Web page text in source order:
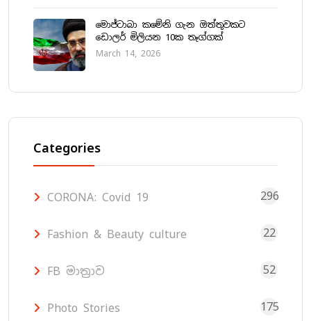
මොජ්ටාබා කමේනි ගැන ඔත්තුවකට
ඩොලර් මිලියන 10ක තෑග්ගක්
March 14, 2026
Categories
CORONA: Covid 19 296
Fashion & Beauty culture 22
FB මාත්‍රාව 52
Photo Stories 175